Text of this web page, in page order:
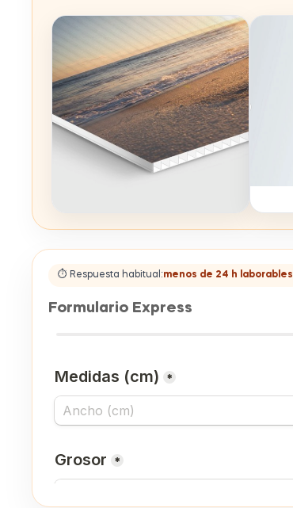
⏱ Respuesta habitual:menos de 24 h laborables
Formulario Express